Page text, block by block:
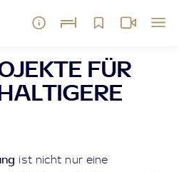
FÜR
ist nicht nur eine